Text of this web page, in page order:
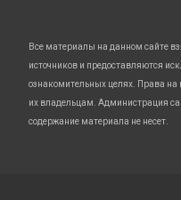
Все материалы на данном сайте
источников и предоставляются
ознакомительных целях. Права
их владельцам. Администрация
содержание материала не несет.